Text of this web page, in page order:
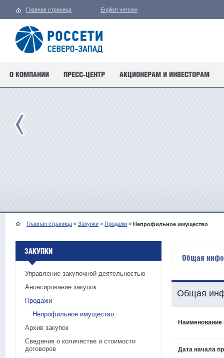
Главная страница English version
О КОМПАНИИ ПРЕСС-ЦЕНТР АКЦИОНЕРАМ И ИНВЕСТОРАМ
Главная страница » Закупки » Продажи » Непрофильное имущество
ЗАКУПКИ
Управление закупочной деятельностью
Анонсирование закупок
Продажи
Непрофильное имущество
Архив закупок
Сведения о количестве и стоимости
договоров
Общая
Общая
Наименование
Дата начала